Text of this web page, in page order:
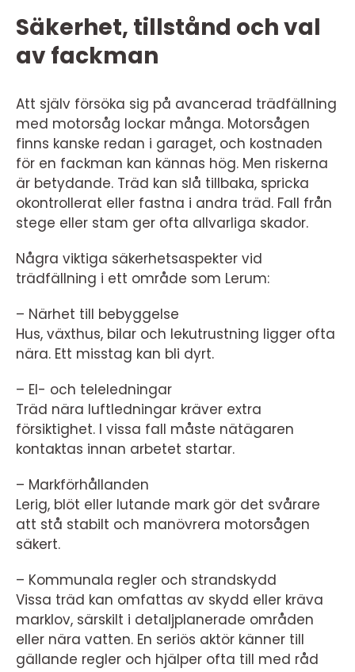
Säkerhet, tillstånd och val
av fackman
Att själv försöka sig på avancerad trädfällning
med motorsåg lockar många. Motorsågen
finns kanske redan i garaget, och kostnaden
för en fackman kan kännas hög. Men riskerna
är betydande. Träd kan slå tillbaka, spricka
okontrollerat eller fastna i andra träd. Fall från
stege eller stam ger ofta allvarliga skador.
Några viktiga säkerhetsaspekter vid
trädfällning i ett område som Lerum:
– Närhet till bebyggelse
Hus, växthus, bilar och lekutrustning ligger ofta
nära. Ett misstag kan bli dyrt.
– El- och teleledningar
Träd nära luftledningar kräver extra
försiktighet. I vissa fall måste nätägaren
kontaktas innan arbetet startar.
– Markförhållanden
Lerig, blöt eller lutande mark gör det svårare
att stå stabilt och manövrera motorsågen
säkert.
– Kommunala regler och strandskydd
Vissa träd kan omfattas av skydd eller kräva
marklov, särskilt i detaljplanerade områden
eller nära vatten. En seriös aktör känner till
gällande regler och hjälper ofta till med råd